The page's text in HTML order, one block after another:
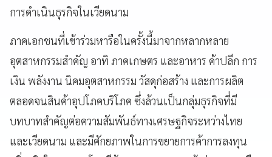
การดำเนินธุรกิจในเวียดนาม
ภาคเอกชนที่เข้าร่วมหารือในครั้งนี้มาจากหลากหลาย
อุตสาหกรรมสำคัญ อาทิ ภาคเกษตร และอาหาร ค้าปลีก การ
เงิน พลังงาน นิคมอุตสาหกรรม วัสดุก่อสร้าง และการผลิต
ตลอดจนสินค้าอุปโภคบริโภค ซึ่งล้วนเป็นกลุ่มธุรกิจที่มี
บทบาทสำคัญต่อความสัมพันธ์ทางเศรษฐกิจระหว่างไทย
และเวียดนาม และมีศักยภาพในการขยายการค้าการลงทุน